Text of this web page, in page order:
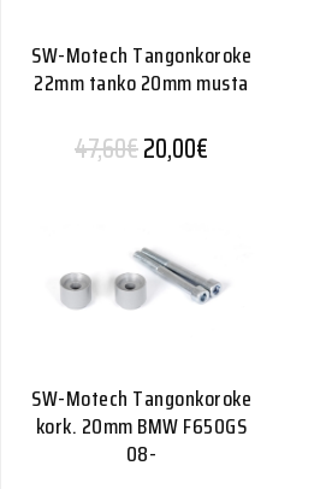
SW-Motech Tangonkoroke
22mm tanko 20mm musta
47,60€Alkuperäinen hinta
20,00€
SW-Motech Tangonkoroke
kork. 20mm BMW F650GS
08-